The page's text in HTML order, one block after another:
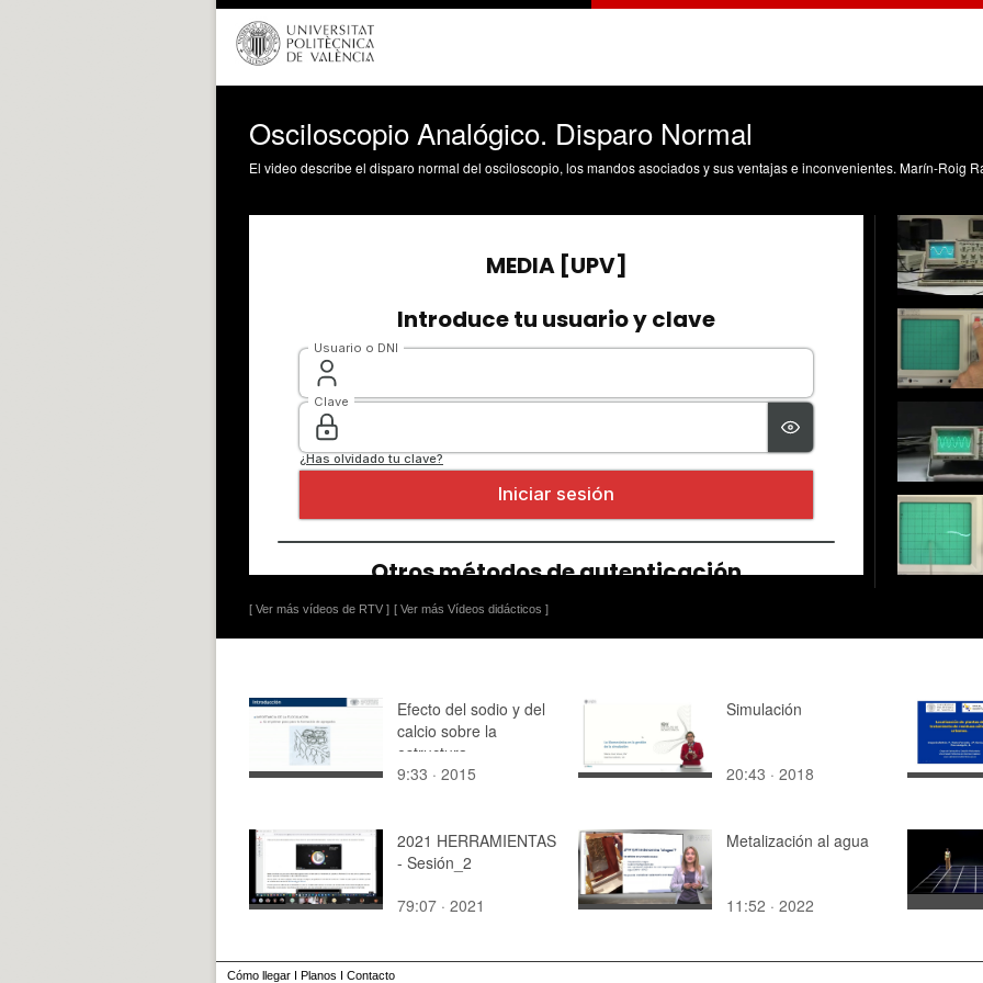
Osciloscopio Analógico. Disparo Normal
[ Ver más vídeos de RTV ] [ Ver más Vídeos didácticos ]
Efecto del sodio y del
calcio sobre la
estructura
9:33 · 2015
Simulación
20:43 · 2018
2021 HERRAMIENTAS
- Sesión_2
79:07 · 2021
Metalización al agua
11:52 · 2022
Cómo llegar I Planos I Contacto